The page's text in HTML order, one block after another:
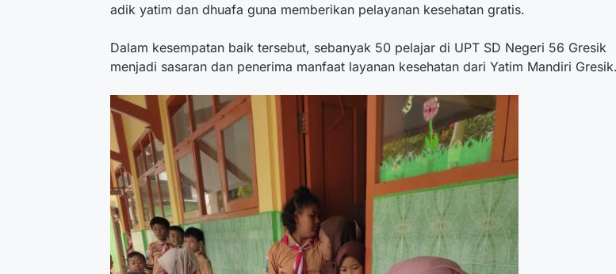
adik yatim dan dhuafa guna memberikan pelayanan kesehatan gratis.
Dalam kesempatan baik tersebut, sebanyak 50 pelajar di UPT SD Negeri 56 Gresik
menjadi sasaran dan penerima manfaat layanan kesehatan dari Yatim Mandiri Gresik.